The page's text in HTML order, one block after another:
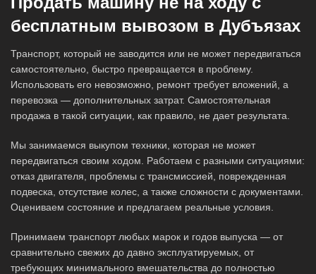
бесплатным вывозом в Дубъязах
Транспорт, который не заводится или не может передвигаться
самостоятельно, быстро превращается в проблему.
Использовать его невозможно, ремонт требует вложений, а
перевозка — дополнительных затрат. Самостоятельная
продажа в такой ситуации, как правило, не дает результата.
Мы занимаемся выкупом техники, которая не может
передвигаться своим ходом. Работаем с разными ситуациями:
отказ двигателя, проблемы с трансмиссией, поврежденная
подвеска, отсутствие колес, а также сложности с документами.
Оцениваем состояние и предлагаем реальные условия.
Принимаем транспорт любых марок и годов выпуска — от
сравнительно свежих до давно эксплуатируемых, от
требующих минимального вмешательства до полностью